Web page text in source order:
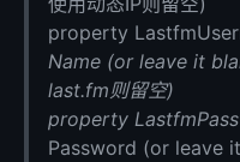
property
Name (or leave it
last.fm则留空)
property
Password (or leave